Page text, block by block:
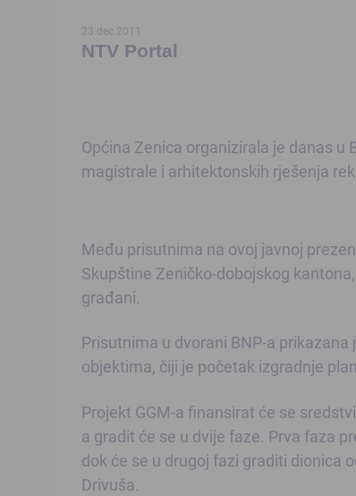
23.dec.2011
NTV Portal
Općina Zenica organizirala je danas
magistrale i arhitektonskih rješenja
Među prisutnima na ovoj javnoj
Skupštine Zeničko-dobojskog
građani.
Prisutnima u dvorani BNP-a
objektima, čiji je početak izgradnje
Projekt GGM-a finansirat će se
a gradit će se u dvije faze. Prva faza
dok će se u drugoj fazi graditi dionica
Drivuša.